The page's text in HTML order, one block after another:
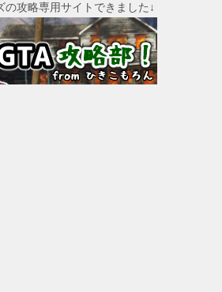
の攻略専用サイトできました↓